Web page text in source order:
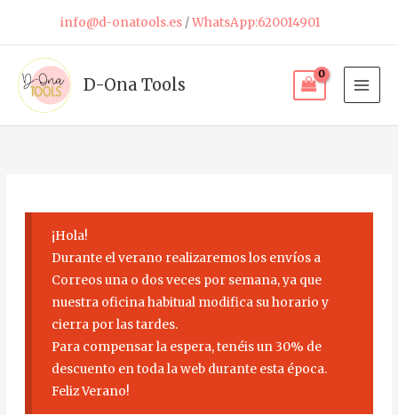
contenido
info@d-onatools.es/WhatsApp:620014901
D-Ona Tools
¡Hola!
Durante el verano realizaremos los envíos a
Correos una o dos veces por semana, ya que
nuestra oficina habitual modifica su horario y
cierra por las tardes.
Para compensar la espera, tenéis un 30% de
descuento en toda la web durante esta época.
Feliz Verano!